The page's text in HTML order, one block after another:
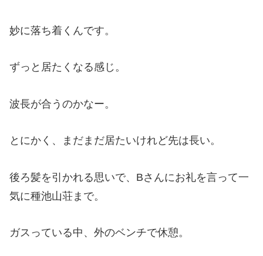
妙に落ち着くんです。
ずっと居たくなる感じ。
波長が合うのかなー。
とにかく、まだまだ居たいけれど先は長い。
後ろ髪を引かれる思いで、Bさんにお礼を言って一
気に種池山荘まで。
ガスっている中、外のベンチで休憩。